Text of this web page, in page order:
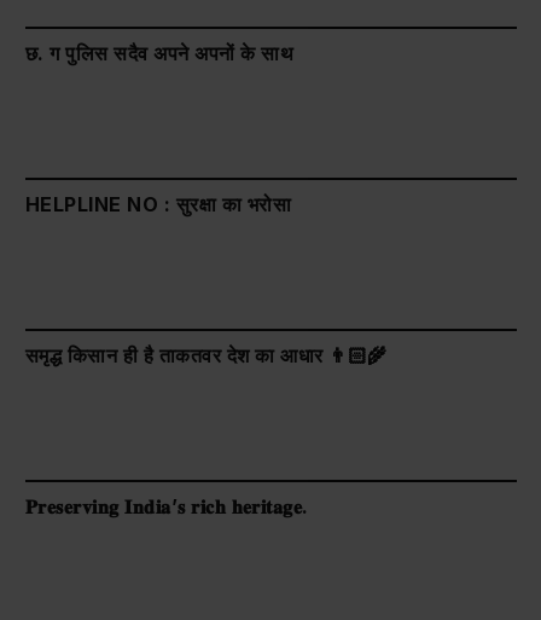
छ. ग पुलिस सदैव अपने अपनों के साथ
HELPLINE NO : सुरक्षा का भरोसा
समृद्ध किसान ही है ताकतवर देश का आधार 👨🏻‍🌾
𝐏𝐫𝐞𝐬𝐞𝐫𝐯𝐢𝐧𝐠 𝐈𝐧𝐝𝐢𝐚’𝐬 𝐫𝐢𝐜𝐡 𝐡𝐞𝐫𝐢𝐭𝐚𝐠𝐞.